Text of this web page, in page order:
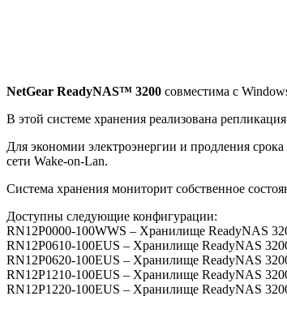
NetGear ReadyNAS™ 3200 совместима с
В этой системе хранения реализована
Для экономии электроэнергии и продления
сети Wake-on-Lan.
Система хранения мониторит собственное
Доступны следующие конфигурации:
RN12P0000-100WWS – Хранилище ReadyNAS
RN12P0610-100EUS – Хранилище ReadyNAS
RN12P0620-100EUS – Хранилище ReadyNAS
RN12P1210-100EUS – Хранилище ReadyNAS
RN12P1220-100EUS – Хранилище ReadyNAS